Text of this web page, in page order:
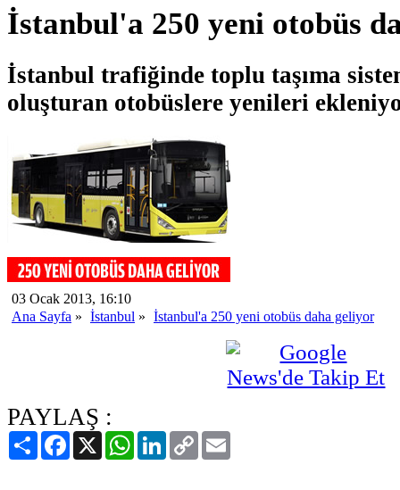
İstanbul'a 250 yeni otobüs
İstanbul trafiğinde toplu taşıma
oluşturan otobüslere yenileri
03 Ocak 2013, 16:10
Ana Sayfa » İstanbul » İstanbul'a 250 yeni otobüs daha geliyor
PAYLAŞ :
PaylaşFacebook
X WhatsAppLinkedIn
Copy
Link